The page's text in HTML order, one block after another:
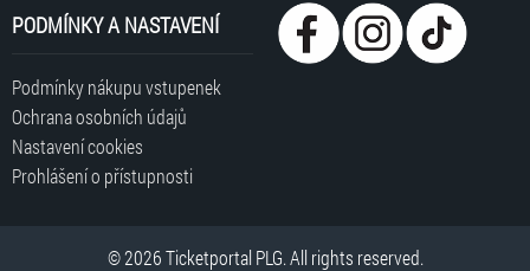
PODMÍNKY A NASTAVENÍ
Podmínky nákupu vstupenek
Ochrana osobních údajů
Nastavení cookies
Prohlášení o přístupnosti
© 2026 Ticketportal PLG. All rights reserved.